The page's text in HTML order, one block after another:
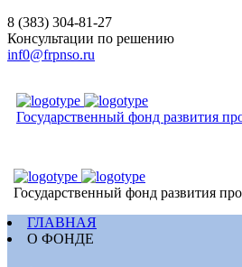
8 (383) 304-81-27
Консультации по решению
inf0@frpnso.ru
Государственный фонд развития
Государственный фонд развития
ГЛАВНАЯ
О ФОНДЕ